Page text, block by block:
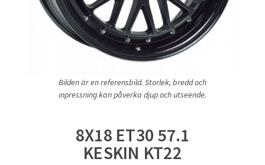
Bilden är en referensbild. Storlek, bredd och
inpressning kan påverka djup och utseende.
8X18 ET30 57.1
KESKIN KT22